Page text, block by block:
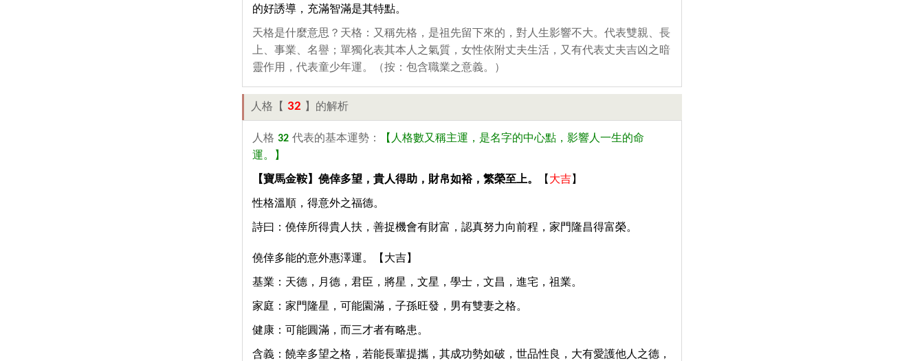
的好誘導，充滿智滿是其特點。
天格是什麼意思？天格：又稱先格，是祖先留下來的，對人生影響不大。代表雙親、長
上、事業、名譽；單獨化表其本人之氣質，女性依附丈夫生活，又有代表丈夫吉凶之暗
靈作用，代表童少年運。（按：包含職業之意義。）
人格【 32 】的解析
人格 32 代表的基本運勢：
【人格數又稱主運，是名字的中心點，影響人一生的命
運。】
【寶馬金鞍】僥倖多望，貴人得助，財帛如裕，繁榮至上。 【 大吉】
性格溫順，得意外之福德。
詩曰：僥倖所得貴人扶，善捉機會有財富，認真努力向前程，家門隆昌得富榮。
僥倖多能的意外惠澤運。【大吉】
基業：天德，月德，君臣，將星，文星，學士，文昌，進宅，祖業。
家庭：家門隆星，可能園滿，子孫旺發，男有雙妻之格。
健康：可能圓滿，而三才者有略患。
含義：饒幸多望之格，若能長輩提攜，其成功勢如破，世品性良，大有愛護他人之德，